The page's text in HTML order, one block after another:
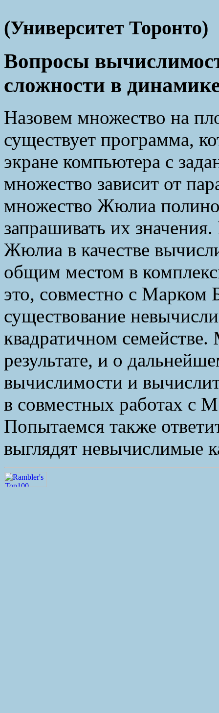
(Университет Торонто)
Вопросы
сложности в
Назовем множество на
существует программа,
экране компьютера с
множество зависит от
множество Жюлиа
запрашивать их
Жюлиа в качестве
общим местом в
это, совместно с Марком
существование
квадратичном
результате, и о
вычислимости и
в совместных работах с
Попытаемся также
выглядят невычислимые